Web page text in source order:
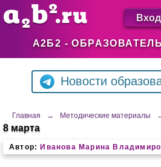
А2Б2 -
Вход
Новости
Главная → Методические материалы
8 марта
Автор: Иванова Марина